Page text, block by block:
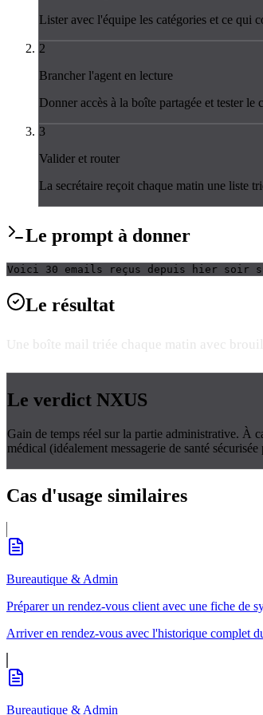
Lister avec l'équipe les catégories et ce qui
2
Brancher l'agent en lecture
Donner accès à la boîte partagée et tester
3
Valider et router
La secrétaire reçoit chaque matin une liste
Le prompt à donner
Voici 30 emails reçus depuis hier soir
Le résultat
Une boîte mail triée chaque matin avec
Le verdict NXUS
Gain de temps réel sur la partie administrative. À
médical (idéalement messagerie de santé
Cas d'usage similaires
Bureautique & Admin
Préparer un rendez-vous client avec une fiche de
Arriver en rendez-vous avec l'historique complet
Bureautique & Admin